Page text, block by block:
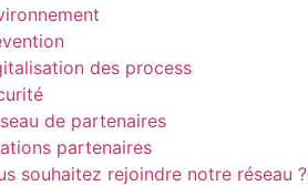
des process
de partenaires
partenaires
souhaitez rejoindre notre réseau ?